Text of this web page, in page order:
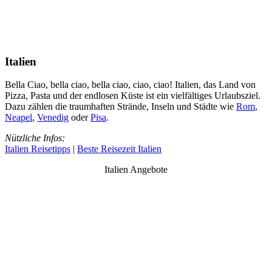
Italien
Bella Ciao, bella ciao, bella ciao, ciao, ciao! Italien, das Land von
Pizza, Pasta und der endlosen Küste ist ein vielfältiges Urlaubsziel.
Dazu zählen die traumhaften Strände, Inseln und Städte wie Rom,
Neapel, Venedig oderPisa.
Nützliche Infos:
Italien Reisetipps | Beste Reisezeit Italien
Italien Angebote